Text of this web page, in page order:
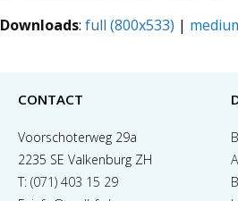
Downloads: full (800x533) |
CONTACT
Voorschoterweg 29a
2235 SE Valkenburg ZH
T: (071) 403 15 29